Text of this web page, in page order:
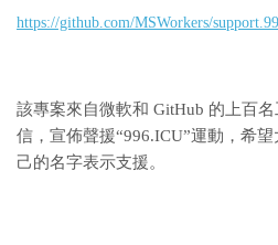
https://github.com/MSWorkers/
該專案來自微軟和 GitHub 的上百
信，宣佈聲援“996.ICU”運動，希
己的名字表示支援。